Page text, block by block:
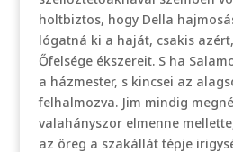
holtbiztos, hogy Della
lógatná ki a haját, csakis
Őfelsége ékszereit. S ha
a házmester, s kincsei az
felhalmozva. Jim mindig
valahányszor elmenne
az öreg a szakállát tépje